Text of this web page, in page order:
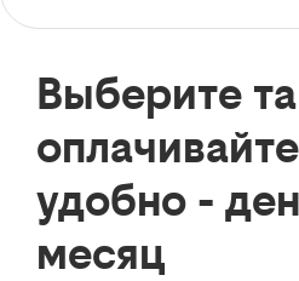
Выберите
удобно -
месяц